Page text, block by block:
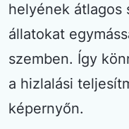
helyének átlagos
állatokat
szemben. Így
a hizlalási
képernyőn.